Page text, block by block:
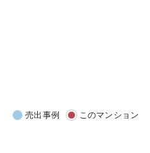
売出事例 このマンション